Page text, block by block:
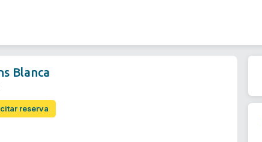
Blanca
reserva